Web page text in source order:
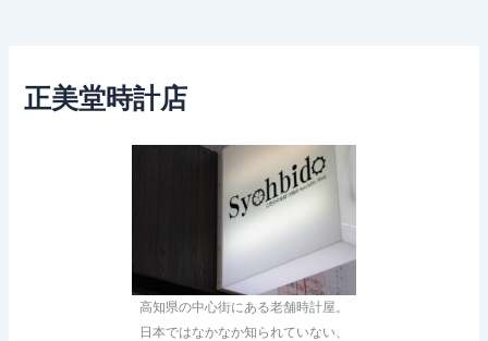
正美堂時計店
高知県の中心街にある老舗時計屋。
日本ではなかなか知られていない、